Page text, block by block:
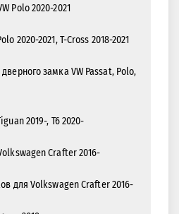
Polo 2020-2021
2020-2021, T-Cross 2018-2021
замка VW Passat, Polo,
2019-, T6 2020-
Crafter 2016-
для Volkswagen Crafter 2016-